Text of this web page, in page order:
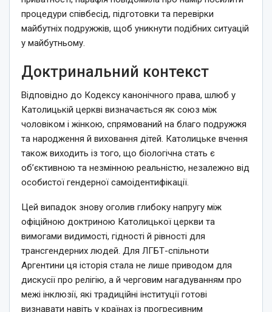
процедури співбесід, підготовки та перевірки
майбутніх подружжів, щоб уникнути подібних ситуацій
у майбутньому.
Доктринальний контекст
Відповідно до Кодексу канонічного права, шлюб у
Католицькій церкві визначається як союз між
чоловіком і жінкою, спрямований на благо подружжя
та народження й виховання дітей. Католицьке вчення
також виходить із того, що біологічна стать є
об’єктивною та незмінною реальністю, незалежно від
особистої гендерної самоідентифікації.
Цей випадок знову оголив глибоку напругу між
офіційною доктриною Католицької церкви та
вимогами видимості, гідності й рівності для
трансгендерних людей. Для ЛГБТ-спільноти
Аргентини ця історія стала не лише приводом для
дискусії про релігію, а й черговим нагадуванням про
межі інклюзії, які традиційні інституції готові
визнавати навіть у країнах із прогресивним